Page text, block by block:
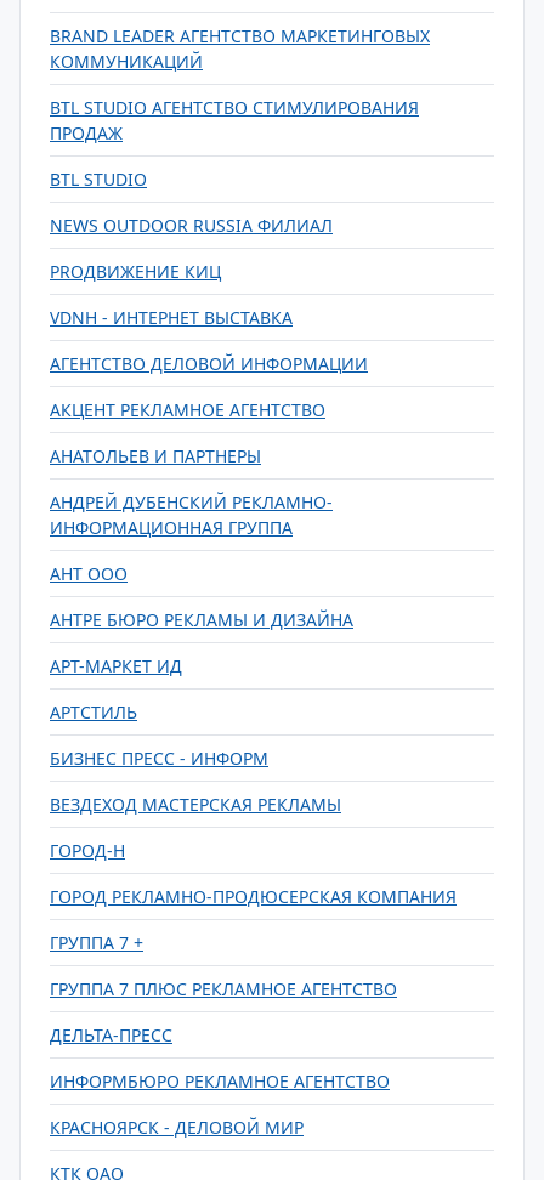
BRAND LEADER АГЕНТСТВО МАРКЕТИНГОВЫХ
КОММУНИКАЦИЙ
BTL STUDIO АГЕНТСТВО СТИМУЛИРОВАНИЯ
ПРОДАЖ
BTL STUDIO
NEWS OUTDOOR RUSSIA ФИЛИАЛ
PROДВИЖЕНИЕ КИЦ
VDNH - ИНТЕРНЕТ ВЫСТАВКА
АГЕНТСТВО ДЕЛОВОЙ ИНФОРМАЦИИ
АКЦЕНТ РЕКЛАМНОЕ АГЕНТСТВО
АНАТОЛЬЕВ И ПАРТНЕРЫ
АНДРЕЙ ДУБЕНСКИЙ РЕКЛАМНО-
ИНФОРМАЦИОННАЯ ГРУППА
АНТ ООО
АНТРЕ БЮРО РЕКЛАМЫ И ДИЗАЙНА
АРТ-МАРКЕТ ИД
АРТСТИЛЬ
БИЗНЕС ПРЕСС - ИНФОРМ
ВЕЗДЕХОД МАСТЕРСКАЯ РЕКЛАМЫ
ГОРОД-Н
ГОРОД РЕКЛАМНО-ПРОДЮСЕРСКАЯ КОМПАНИЯ
ГРУППА 7 +
ГРУППА 7 ПЛЮС РЕКЛАМНОЕ АГЕНТСТВО
ДЕЛЬТА-ПРЕСС
ИНФОРМБЮРО РЕКЛАМНОЕ АГЕНТСТВО
КРАСНОЯРСК - ДЕЛОВОЙ МИР
КТК ОАО